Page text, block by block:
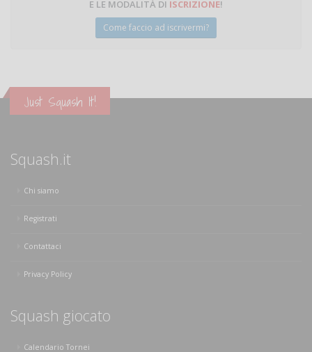
E LE MODALITÀ DI ISCRIZIONE!
Come faccio ad iscrivermi?
Just Squash It!
Squash.it
Chi siamo
Registrati
Contattaci
Privacy Policy
Squash giocato
Calendario Tornei